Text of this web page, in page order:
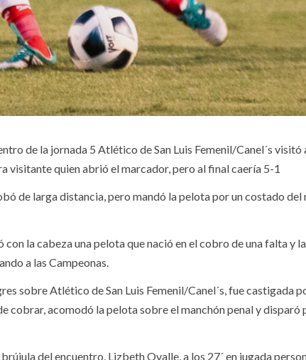
de la jornada 5 Atlético de San Luis Femenil/Canel´s
visitante quien abrió el marcador, pero al final caería 5-1
de larga distancia, pero mandó la pelota por un costado
la cabeza una pelota que nació en el cobro de una falta y
a las Campeonas.
sobre Atlético de San Luis Femenil/Canel´s, fue castigada
cobrar, acomodó la pelota sobre el manchón penal y
del encuentro, Lizbeth Ovalle, a los 27´ en jugada